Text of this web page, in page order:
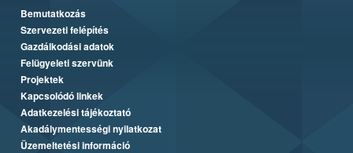
Bemutatkozás
Szervezeti felépítés
Gazdálkodási adatok
Felügyeleti szervünk
Projektek
Kapcsolódó linkek
Adatkezelési tájékoztató
Akadálymentességi nyilatkozat
Üzemeltetési információ